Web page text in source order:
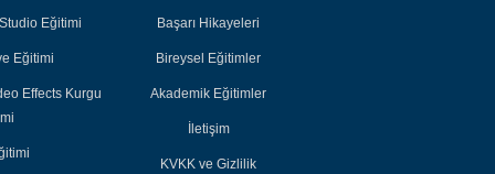
Eğitimi
Eğitimi
Effects Kurgu
Başarı Hikayeleri
Bireysel Eğitimler
Akademik Eğitimler
İletişim
KVKK ve Gizlilik